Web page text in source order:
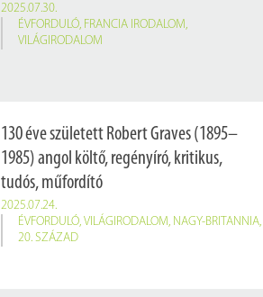
2025.07.30.
ÉVFORDULÓ, FRANCIA IRODALOM,
VILÁGIRODALOM
130 éve született Robert Graves (1895–
1985) angol költő, regényíró, kritikus,
tudós, műfordító
2025.07.24.
ÉVFORDULÓ, VILÁGIRODALOM, NAGY-BRITANNIA,
20. SZÁZAD